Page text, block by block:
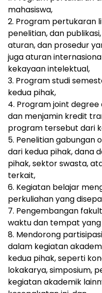
mahasiswa,
2. Program pertukaran
penelitian, dan
aturan, dan prosedur
juga aturan
kekayaan intelektual,
3. Program studi
kedua pihak,
4. Program joint
dan menjamin kredit
program tersebut dari
5. Penelitian gabungan
dari kedua pihak, dana
pihak, sektor swasta,
terkait,
6. Kegiatan belajar
perkuliahan yang
7. Pengembangan
waktu dan tempat
8. Mendorong
dalam kegiatan
kedua pihak, seperti
lokakarya, simposium,
kegiatan akademik